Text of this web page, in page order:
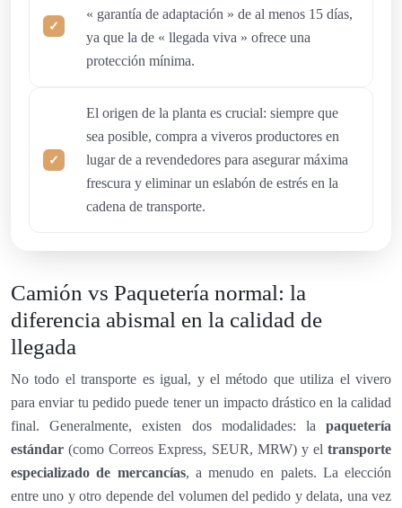
« garantía de adaptación » de al menos 15 días,
ya que la de « llegada viva » ofrece una
protección mínima.
El origen de la planta es crucial: siempre que
sea posible, compra a viveros productores en
lugar de a revendedores para asegurar máxima
frescura y eliminar un eslabón de estrés en la
cadena de transporte.
Camión vs Paquetería normal: la
diferencia abismal en la calidad de
llegada
No todo el transporte es igual, y el método que utiliza el vivero
para enviar tu pedido puede tener un impacto drástico en la calidad
final. Generalmente, existen dos modalidades: la paquetería
estándar (como Correos Express, SEUR, MRW) y el transporte
especializado de mercancías, a menudo en palets. La elección
entre uno y otro depende del volumen del pedido y delata, una vez